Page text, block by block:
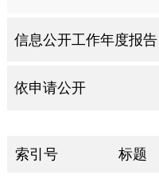
信息公开工作年度报告
依申请公开
索引号 标题